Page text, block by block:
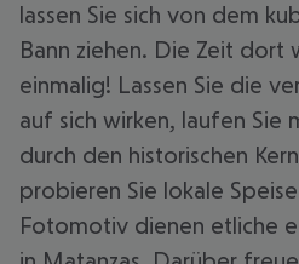
lassen Sie sich von dem
Bann ziehen. Die Zeit dort
einmalig! Lassen Sie die
auf sich wirken, laufen Sie
durch den historischen
probieren Sie lokale
Fotomotiv dienen etliche